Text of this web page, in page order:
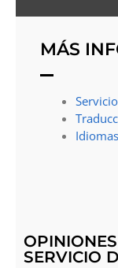
MÁS
SERVICIO